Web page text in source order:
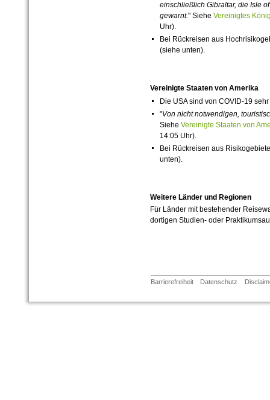
einschließlich Gibraltar, die Isle
gewarnt." Siehe Vereinigtes
Uhr).
Bei Rückreisen aus
(siehe unten).
Vereinigte Staaten von Amerika
Die USAsind von COVID-19sehr
"Von nicht notwendigen,
Siehe Vereinigte Staaten von
14:05 Uhr).
Bei Rückreisen aus
unten).
Weitere Länder und Regionen
Für Länder mit bestehender
dortigen Studien- oder
Barrierefreiheit Datenschutz